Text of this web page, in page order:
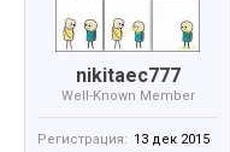
nikitaec777
Well-Known Member
Регистрация: 13 дек 2015